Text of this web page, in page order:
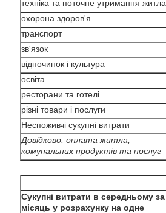
техніка та поточне утримання житла
охорона здоров'я
транспорт
зв'язок
відпочинок і культура
освіта
ресторани та готелі
різні товари і послуги
Неспоживчі сукупні витрати
Довідково: оплата житла,
комунальних продуктів та послуг
Сукупні витрати в середньому за
місяць у розрахунку на одне